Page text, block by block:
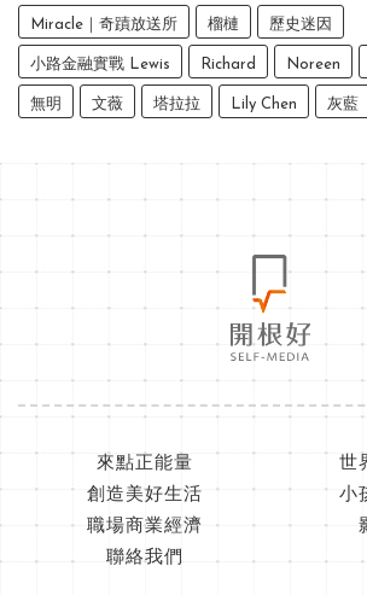
Miracle｜奇蹟放送所 榴槤 歷史迷因
小路金融實戰 Lewis Richard Noreen
無明 文薇 塔拉拉 Lily Chen 灰藍
來點正能量
世
創造美好生活
小
職場商業經濟
聯絡我們